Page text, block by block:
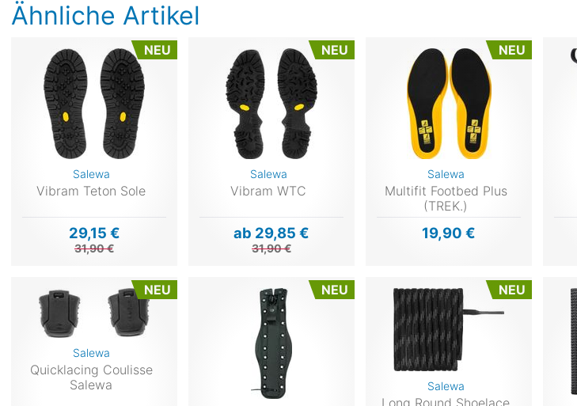
Ähnliche Artikel
NEU
Salewa
Vibram Teton Sole
29,15 €
31,90 €
NEU
Salewa
Vibram WTC
ab 29,85 €
31,90 €
NEU
Salewa
Multifit Footbed Plus
(TREK.)
19,90 €
NEU
Salewa
Quicklacing Coulisse
Salewa
NEU NEU
Salewa
Long Round Shoelace